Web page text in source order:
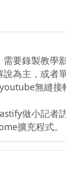
要錄製教學
為主，或者
無縫接
做小記者
擴充程式。